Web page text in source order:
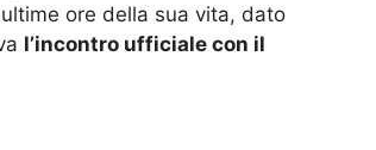
ore della sua vita, dato
l’incontro ufficiale con il